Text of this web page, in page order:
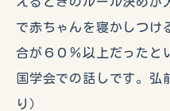
で赤ちゃんを寝かしつけ
合が６０％以上だったと
国学会での話しです。弘
り）